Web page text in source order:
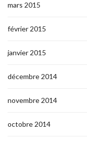
mars 2015
février 2015
janvier 2015
décembre 2014
novembre 2014
octobre 2014